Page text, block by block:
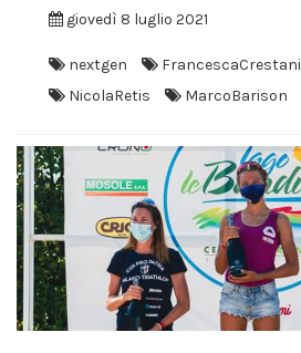
giovedì 8 luglio 2021
nextgen FrancescaCrestani
NicolaRetis
MarcoBarison